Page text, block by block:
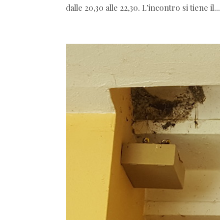
dalle 20,30 alle 22,30. L’incontro si tiene il...